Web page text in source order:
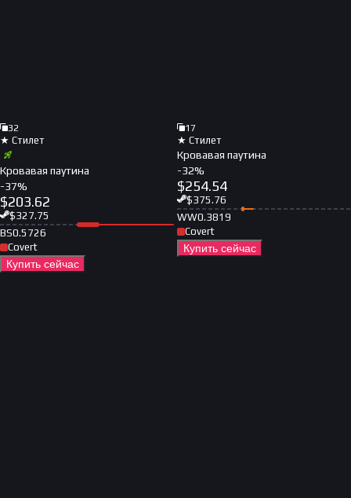
32
★ Стилет
Кровавая паутина
-37%
$203.62
$327.75
BS0.5726
Covert
Купить сейчас
17
★ Стилет
Кровавая паутина
-32%
$254.54
$375.76
WW0.3819
Covert
Купить сейчас